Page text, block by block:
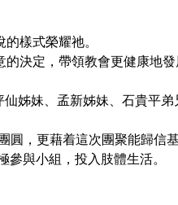
樣式榮耀祂。
決定，帶領教會更健康地
姊妹、孟新姊妹、石貴平
，更藉着這次團聚能歸信基
與小組，投入肢體生活。